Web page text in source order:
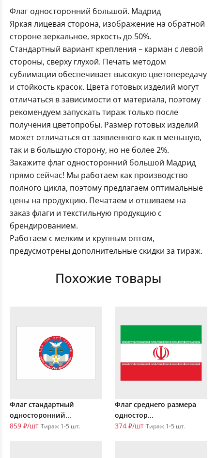
Флаг односторонний большой. Мадрид
Яркая лицевая сторона, изображение на обратной
стороне зеркальное, яркость до 50%.
Стандартный вариант крепления – карман с левой
стороны, сверху глухой. Печать методом
сублимации обеспечивает высокую цветопередачу
и стойкость красок. Цвета готовых изделий могут
отличаться в зависимости от материала, поэтому
рекомендуем запускать тираж только после
получения цветопробы. Размер готовых изделий
может отличаться от заявленного как в меньшую,
так и в большую сторону, но не более 2%.
Закажите флаг односторонний большой Мадрид
прямо сейчас! Мы работаем как производство
полного цикла, поэтому предлагаем оптимальные
цены на продукцию. Печатаем и отшиваем на
заказ флаги и текстильную продукцию с
брендированием.
Работаем с мелким и крупным оптом,
предусмотрены дополнительные скидки за тираж.
Похожие товары
Флаг стандартный
односторонний...
859 ₽/шт Тираж 1-5 шт.
Флаг среднего размера
одностор...
374 ₽/шт Тираж 1-5 шт.